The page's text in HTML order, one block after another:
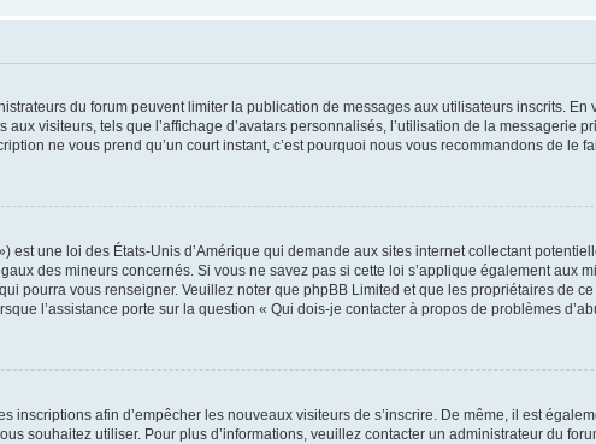
du forum peuvent limiter la publication de messages aux utilisateurs inscrits.
visiteurs, tels que l’affichage d’avatars personnalisés, l’utilisation de la messagerie
ne vous prend qu’un court instant, c’est pourquoi nous vous recommandons de le
est une loi des États-Unis d’Amérique qui demande aux sites internet collectant
des mineurs concernés. Si vous ne savez pas si cette loi s’applique également aux
pourra vous renseigner. Veuillez noter que phpBB Limited et que les propriétaires de
l’assistance porte sur la question « Qui dois-je contacter à propos de problèmes
inscriptions afin d’empêcher les nouveaux visiteurs de s’inscrire. De même, il est
souhaitez utiliser. Pour plus d’informations, veuillez contacter un administrateur du